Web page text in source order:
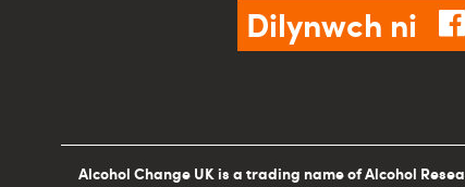
Dilynwch ni
Alcohol Change UK is a trading name of Alcohol